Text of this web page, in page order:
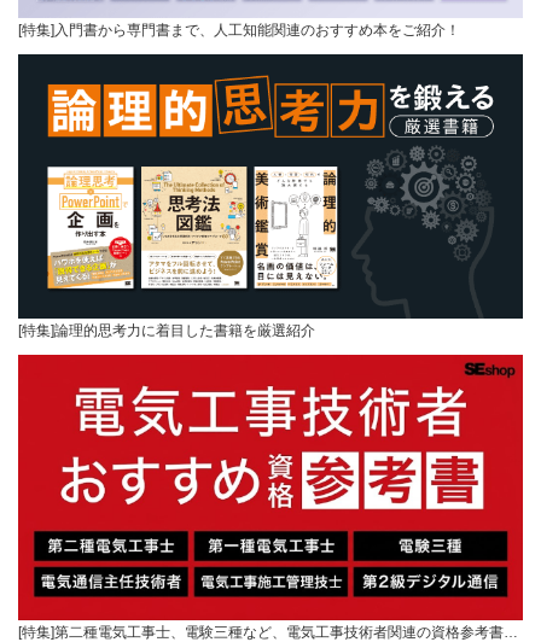
[特集]入門書から専門書まで、人工知能関連のおすすめ本をご紹介！
[特集]論理的思考力に着目した書籍を厳選紹介
[特集]第二種電気工事士、電験三種など、電気工事技術者関連の資格参考書…